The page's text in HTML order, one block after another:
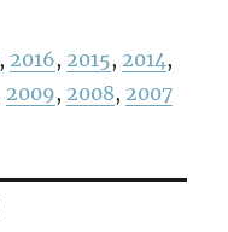
, 2016, 2015, 2014,
2009, 2008, 2007